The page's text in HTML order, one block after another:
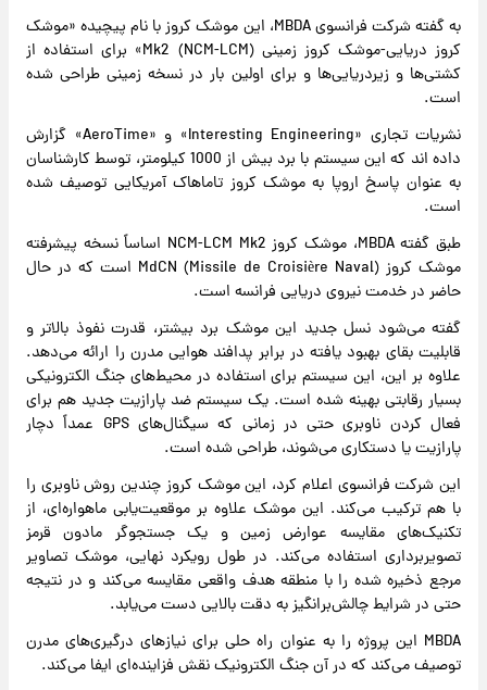
به گفته شرکت فرانسوی MBDA، این موشک کروز با نام پیچیده «موشک
کروز دریایی-موشک کروز زمینی (NCM-LCM) Mk2» برای استفاده از
کشتی‌ها و زیردریایی‌ها و برای اولین بار در نسخه زمینی طراحی شده
است.
نشریات تجاری «Interesting Engineering» و «AeroTime» گزارش
داده اند که این سیستم با برد بیش از 1000 کیلومتر، توسط کارشناسان
به عنوان پاسخ اروپا به موشک کروز تاماهاک آمریکایی توصیف شده
است.
طبق گفته MBDA، موشک کروز NCM-LCM Mk2 اساساً نسخه پیشرفته
موشک کروز MdCN (Missile de Croisière Naval) است که در حال
حاضر در خدمت نیروی دریایی فرانسه است.
گفته می‌شود نسل جدید این موشک برد بیشتر، قدرت نفوذ بالاتر و
قابلیت بقای بهبود یافته در برابر پدافند هوایی مدرن را ارائه می‌دهد.
علاوه بر این، این سیستم برای استفاده در محیط‌های جنگ الکترونیکی
بسیار رقابتی بهینه شده است. یک سیستم ضد پارازیت جدید هم برای
فعال کردن ناوبری حتی در زمانی که سیگنال‌های GPS عمداً دچار
پارازیت یا دستکاری می‌شوند، طراحی شده است.
این شرکت فرانسوی اعلام کرد، این موشک کروز چندین روش ناوبری را
با هم ترکیب می‌کند. این موشک علاوه بر موقعیت‌یابی ماهواره‌ای، از
تکنیک‌های مقایسه عوارض زمین و یک جستجوگر مادون قرمز
تصویربرداری استفاده می‌کند. در طول رویکرد نهایی، موشک تصاویر
مرجع ذخیره شده را با منطقه هدف واقعی مقایسه می‌کند و در نتیجه
حتی در شرایط چالش‌برانگیز به دقت بالایی دست می‌یابد.
MBDA این پروژه را به عنوان راه حلی برای نیازهای درگیری‌های مدرن
توصیف می‌کند که در آن جنگ الکترونیک نقش فزاینده‌ای ایفا می‌کند.